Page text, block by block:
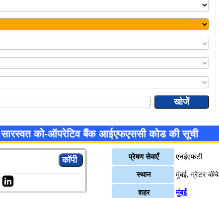
सारस्वत को-ऑपरेटिव बैंक आईएफएससी कोड की सूची
प्रेषण सेवाएँ एनईएफटी
स्थान मुंबई, ग्रेटर बॉम्बे
शहर मुंबई